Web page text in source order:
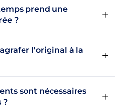
prend une
?
l'original à la
sont nécessaires
?